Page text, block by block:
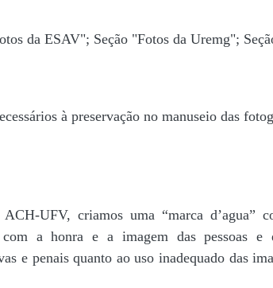
da ESAV"; Seção "Fotos da Uremg";
à preservação no manuseio das
UFV, criamos uma “marca
a honra e a imagem das pessoas e
e penais quanto ao uso inadequado das